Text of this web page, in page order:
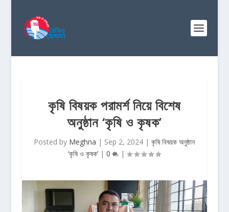
কৃষি বিষয়ক পরামর্শ নিয়ে বিশেষ
অনুষ্ঠান ‘কৃষি ও কৃষক’
Posted by Meghna | Sep 2, 2024 |কৃষি বিষয়ক অনুষ্ঠান
‘কৃষি ও কৃষক’ |0 |